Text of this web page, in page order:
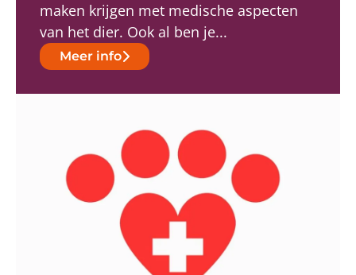
maken krijgen met medische aspecten
van het dier. Ook al ben je...
Meer info